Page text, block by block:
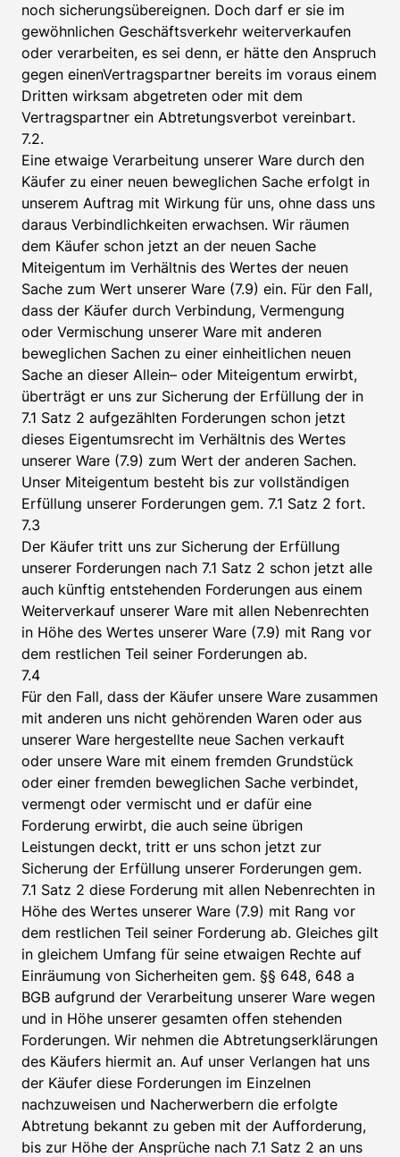
noch sicherungsübereignen. Doch darf er sie im
gewöhnlichen Geschäftsverkehr weiterverkaufen
oder verarbeiten, es sei denn, er hätte den Anspruch
gegen einenVertragspartner bereits im voraus einem
Dritten wirksam abgetreten oder mit dem
Vertragspartner ein Abtretungsverbot vereinbart.
7.2.
Eine etwaige Verarbeitung unserer Ware durch den
Käufer zu einer neuen beweglichen Sache erfolgt in
unserem Auftrag mit Wirkung für uns, ohne dass uns
daraus Verbindlichkeiten erwachsen. Wir räumen
dem Käufer schon jetzt an der neuen Sache
Miteigentum im Verhältnis des Wertes der neuen
Sache zum Wert unserer Ware (7.9) ein. Für den Fall,
dass der Käufer durch Verbindung, Vermengung
oder Vermischung unserer Ware mit anderen
beweglichen Sachen zu einer einheitlichen neuen
Sache an dieser Allein– oder Miteigentum erwirbt,
überträgt er uns zur Sicherung der Erfüllung der in
7.1 Satz 2 aufgezählten Forderungen schon jetzt
dieses Eigentumsrecht im Verhältnis des Wertes
unserer Ware (7.9) zum Wert der anderen Sachen.
Unser Miteigentum besteht bis zur vollständigen
Erfüllung unserer Forderungen gem. 7.1 Satz 2 fort.
7.3
Der Käufer tritt uns zur Sicherung der Erfüllung
unserer Forderungen nach 7.1 Satz 2 schon jetzt alle
auch künftig entstehenden Forderungen aus einem
Weiterverkauf unserer Ware mit allen Nebenrechten
in Höhe des Wertes unserer Ware (7.9) mit Rang vor
dem restlichen Teil seiner Forderungen ab.
7.4
Für den Fall, dass der Käufer unsere Ware zusammen
mit anderen uns nicht gehörenden Waren oder aus
unserer Ware hergestellte neue Sachen verkauft
oder unsere Ware mit einem fremden Grundstück
oder einer fremden beweglichen Sache verbindet,
vermengt oder vermischt und er dafür eine
Forderung erwirbt, die auch seine übrigen
Leistungen deckt, tritt er uns schon jetzt zur
Sicherung der Erfüllung unserer Forderungen gem.
7.1 Satz 2 diese Forderung mit allen Nebenrechten in
Höhe des Wertes unserer Ware (7.9) mit Rang vor
dem restlichen Teil seiner Forderung ab. Gleiches gilt
in gleichem Umfang für seine etwaigen Rechte auf
Einräumung von Sicherheiten gem. §§ 648, 648 a
BGB aufgrund der Verarbeitung unserer Ware wegen
und in Höhe unserer gesamten offen stehenden
Forderungen. Wir nehmen die Abtretungserklärungen
des Käufers hiermit an. Auf unser Verlangen hat uns
der Käufer diese Forderungen im Einzelnen
nachzuweisen und Nacherwerbern die erfolgte
Abtretung bekannt zu geben mit der Aufforderung,
bis zur Höhe der Ansprüche nach 7.1 Satz 2 an uns